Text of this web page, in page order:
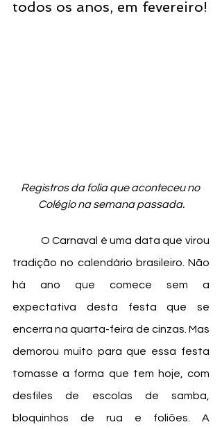
Registros da folia que aconteceu no
Colégio na semana passada.
tradição no calendário brasileiro. Não
há ano que comece sem a
expectativa desta festa que se
encerra na quarta-feira de cinzas. Mas
demorou muito para que essa festa
tomasse a forma que tem hoje, com
desfiles de escolas de samba,
bloquinhos de rua e foliões. A